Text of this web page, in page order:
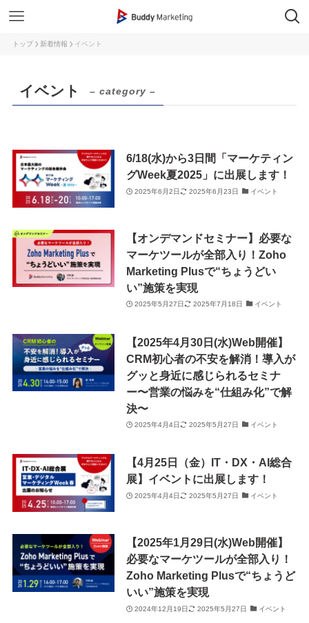
トップ 新着情報 イベント
イベント – category –
6/18(水)から3日間「マーケティン
グWeek夏2025」に出展します！
2025年6月2日 2025年6月23日 イベント
【オンデマンドセミナー】必要な
マーケツールが全部入り！Zoho
Marketing Plusで“ちょうどい
い”施策を実現
2025年5月27日 2025年7月18日 イベント
【2025年4月30日(水)Web開催】
CRM初心者の不安を解消！導入が
グッと身近に感じられるセミナ
ー〜営業の悩みを“仕組み化”で解
決〜
2025年4月4日 2025年5月27日 イベント
【4月25日（金）IT・DX・AI総合
展】イベントに出展します！
2025年4月4日 2025年5月27日 イベント
【2025年1月29日(水)Web開催】
必要なマーケツールが全部入り！
Zoho Marketing Plusで“ちょうど
いい”施策を実現
2024年12月19日 2025年5月27日 イベント